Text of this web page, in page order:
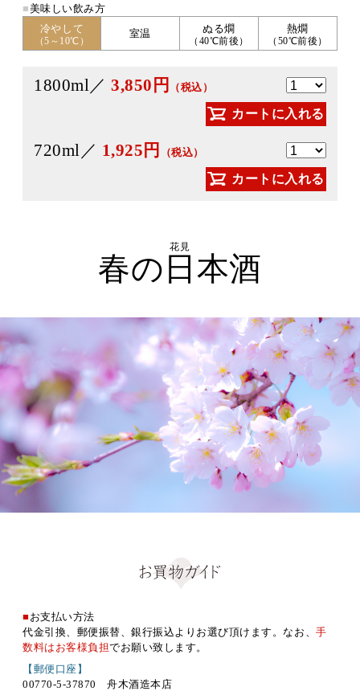
■美味しい飲み方
冷やして
（5～10℃）
室温 ぬる燗
（40℃前後）
熱燗
（50℃前後）
1800ml／3,850円 （税込）
カートに入れる
720ml／ 1,925円 （税込）
カートに入れる
花見
春の日本酒
■ お支払い方法
代金引換、郵便振替、銀行振込よりお選び頂けます。なお、手
数料はお客様負担でお願い致します。
【郵便口座】
00770-5-37870 舟木酒造本店